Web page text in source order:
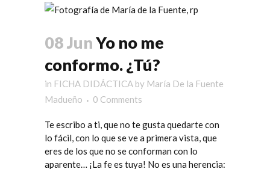
08 JunYo no me
conformo. ¿Tú?
in FICHA DIDÁCTICA by María De la Fuente
Madueño
0 Comments
Te escribo a ti, que no te gusta quedarte con
lo fácil, con lo que se ve a primera vista, que
eres de los que no se conforman con lo
aparente… ¡La fe es tuya! No es una herencia: